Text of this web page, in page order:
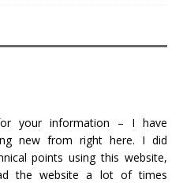
your information – I have
new from right here. I did
points using this website,
the website a lot of times